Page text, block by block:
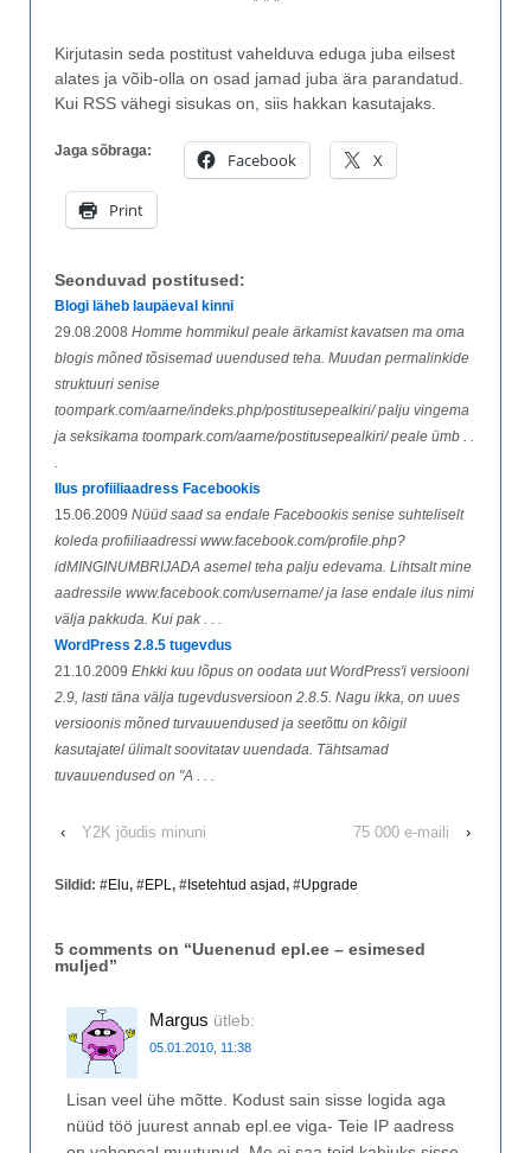
Kirjutasin seda postitust vahelduva eduga juba eilsest
alates ja võib-olla on osad jamad juba ära parandatud.
Kui RSS vähegi sisukas on, siis hakkan kasutajaks.
Jaga sõbraga: Facebook X
Print
Seonduvad postitused:
Blogi läheb laupäeval kinni
29.08.2008 Homme hommikul peale ärkamist kavatsen ma oma
blogis mõned tõsisemad uuendused teha. Muudan permalinkide
struktuuri senise
toompark.com/aarne/indeks.php/postitusepealkiri/ palju vingema
ja seksikama toompark.com/aarne/postitusepealkiri/ peale ümb . .
.
Ilus profiiliaadress Facebookis
15.06.2009 Nüüd saad sa endale Facebookis senise suhteliselt
koleda profiiliaadressi www.facebook.com/profile.php?
idMINGINUMBRIJADA asemel teha palju edevama. Lihtsalt mine
aadressile www.facebook.com/username/ ja lase endale ilus nimi
välja pakkuda. Kui pak . . .
WordPress 2.8.5 tugevdus
21.10.2009 Ehkki kuu lõpus on oodata uut WordPress'i versiooni
2.9, lasti täna välja tugevdusversioon 2.8.5. Nagu ikka, on uues
versioonis mõned turvauuendused ja seetõttu on kõigil
kasutajatel ülimalt soovitatav uuendada. Tähtsamad
tuvauuendused on "A . . .
‹ Y2K jõudis minuni 75 000 e-maili ›
Sildid: #Elu, #EPL , #Isetehtud asjad, #Upgrade
5 comments on “Uuenenud epl.ee – esimesed
muljed”
Margus ütleb:
05.01.2010, 11:38
Lisan veel ühe mõtte. Kodust sain sisse logida aga
nüüd töö juurest annab epl.ee viga- Teie IP aadress